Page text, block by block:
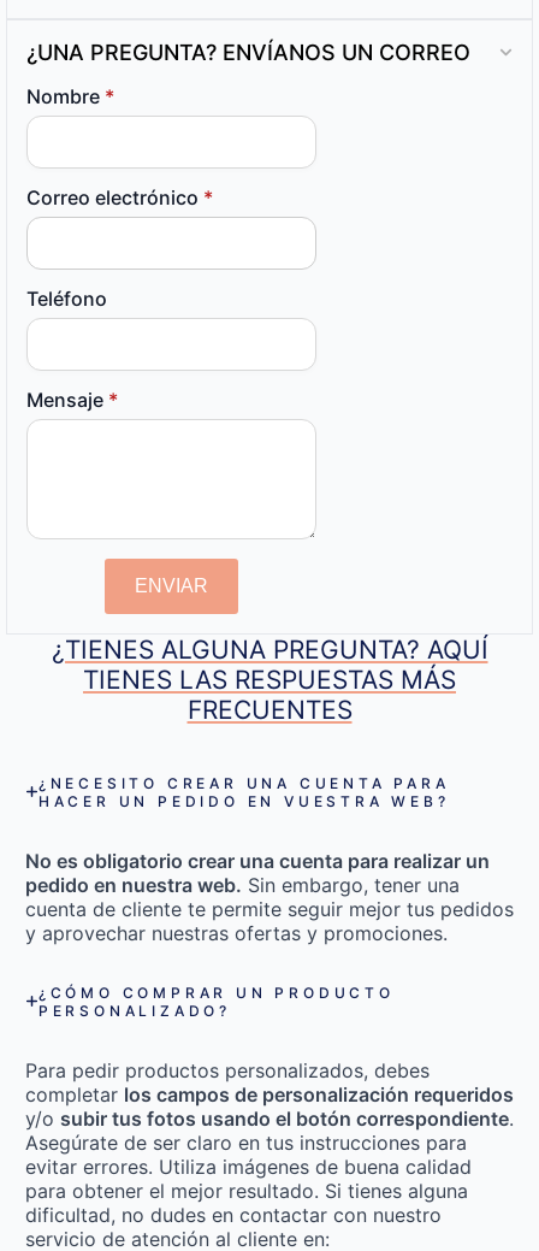
¿UNA PREGUNTA? ENVÍANOS UN CORREO
Nombre *
Correo electrónico *
Teléfono
Mensaje *
ENVIAR
¿TIENES ALGUNA PREGUNTA? AQUÍ
TIENES LAS RESPUESTAS MÁS
FRECUENTES
¿NECESITO CREAR UNA CUENTA PARA
HACER UN PEDIDO EN VUESTRA WEB?
No es obligatorio crear una cuenta para realizar un
pedido en nuestra web. Sin embargo, tener una
cuenta de cliente te permite seguir mejor tus pedidos
y aprovechar nuestras ofertas y promociones.
¿CÓMO COMPRAR UN PRODUCTO
PERSONALIZADO?
Para pedir productos personalizados, debes
completar los campos de personalización requeridos
y/o subir tus fotos usando el botón correspondiente.
Asegúrate de ser claro en tus instrucciones para
evitar errores. Utiliza imágenes de buena calidad
para obtener el mejor resultado. Si tienes alguna
dificultad, no dudes en contactar con nuestro
servicio de atención al cliente en: